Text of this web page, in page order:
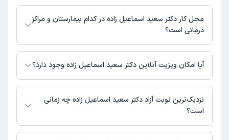
مطب خیابان معلم : 07737626294
محل کار دکتر سعید اسماعیل زاده در کدام بیمارستان و مراکز
درمانی است؟
اطلاعاتی درباره محل فعالیت دکتر سعید اسماعیل زاده در مراکز درمانی در
دسترس نیست.
آیا امکان ویزیت آنلاین دکتر سعید اسماعیل زاده وجود دارد؟
در حال حاضر اطلاعاتی درباره ارائه ویزیت آنلاین توسط دکتر سعید اسماعیل زاده
در دسترس نیست. برای دریافت اطلاعات دقیق‌تر، لطفاً با مطب تماس بگیرید.
نزدیک‌ترین نوبت آزاد دکتر سعید اسماعیل زاده چه زمانی
است؟
دکتر سعید اسماعیل زاده از روز شنبه 17 مرداد 1405 بیمار جدید می‌پذیرند.